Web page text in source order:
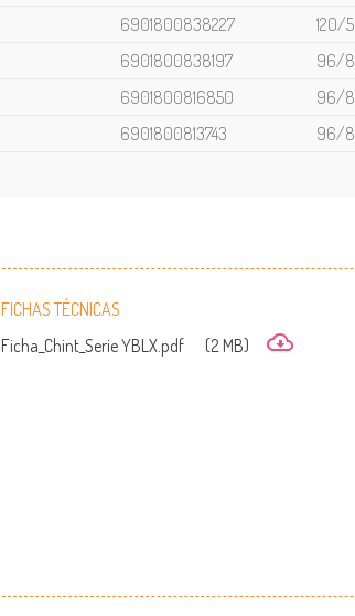
6901800838227 120/5
6901800838197 96/8
6901800816850 96/8
6901800813743 96/8
FICHAS TÉCNICAS
Ficha_Chint_Serie YBLX.pdf
(2 MB)